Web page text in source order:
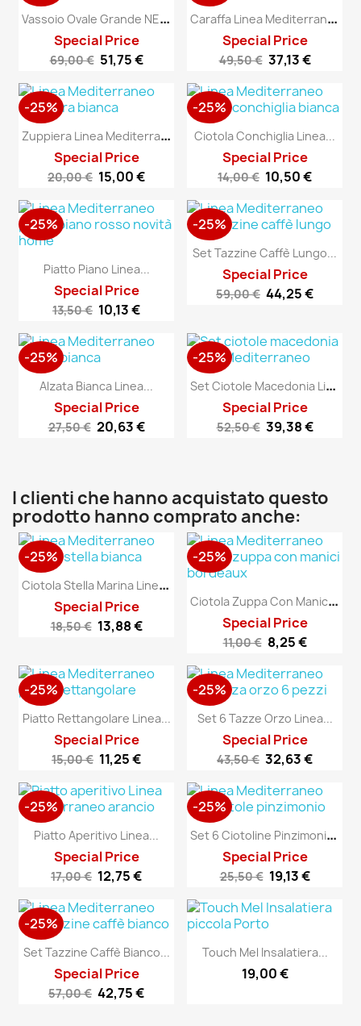
V
Assoio Ovale Grande NEW...
Special Price
69,00 € 51,75 €
C
Araffa Linea Mediterraneo
Special Price
49,50 € 37,13 €
Z
Uppiera Linea Mediterraneo
Special Price
20,00 € 15,00 €
-25%
Ciotola Conchiglia Linea...
Special Price
14,00 € 10,50 €
-25%
Piatto Piano Linea...
Special Price
13,50 € 10,13 €
-25%
Set Tazzine Caffè Lungo...
Special Price
59,00 € 44,25 €
-25%
Alzata Bianca Linea...
Special Price
27,50 € 20,63 €
-25%
S
Et Ciotole Macedonia Linea...
Special Price
52,50 € 39,38 €
-25%
I clienti che hanno acquistato questo
prodotto hanno comprato anche:
C
Iotola Stella Marina Linea...
Special Price
18,50 € 13,88 €
-25%
C
Iotola Zuppa Con Manici...
Special Price
11,00 € 8,25 €
-25%
Piatto Rettangolare Linea...
Special Price
15,00 € 11,25 €
-25%
Set 6 Tazze Orzo Linea...
Special Price
43,50 € 32,63 €
-25%
Piatto Aperitivo Linea...
Special Price
17,00 € 12,75 €
-25%
S
Et 6 Ciotoline Pinzimonio...
Special Price
25,50 € 19,13 €
-25%
Set Tazzine Caffè Bianco...
Special Price
57,00 € 42,75 €
-25%
Touch Mel Insalatiera...
19,00 €